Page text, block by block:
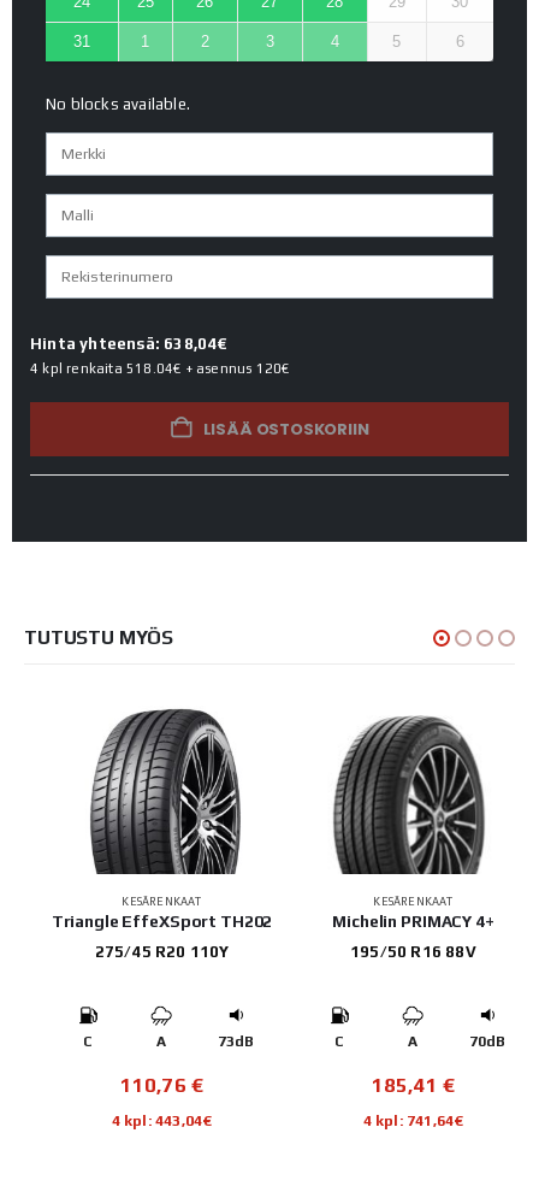
31 1 2 3 4 5 6
No blocks available.
Hinta yhteensä: 638,04€
4 kpl renkaita 518.04€ + asennus 120€
LISÄÄ OSTOSKORIIN
TUTUSTU MYÖS
KESÄRENKAAT
Triangle EffeXSport TH202
275/45 R20 110Y
C A 73dB
110,76€
4 kpl: 443,04€
KESÄRENKAAT
Michelin PRIMACY 4+
195/50 R16 88V
C A 70dB
185,41€
4 kpl: 741,64€